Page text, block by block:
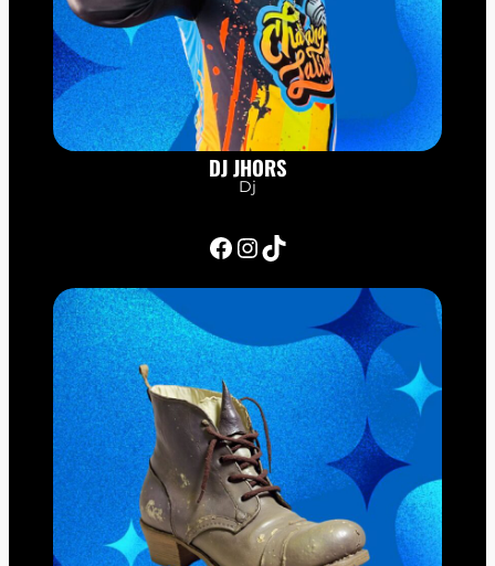
DJ JHORS
Dj
Facebook InstagramTikTok